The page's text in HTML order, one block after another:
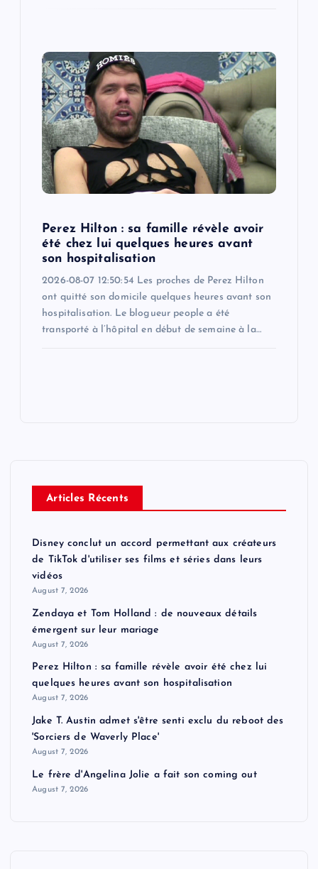
Perez Hilton : sa famille révèle avoir
été chez lui quelques heures avant
son hospitalisation
2026-08-07 12:50:54 Les proches de Perez Hilton
ont quitté son domicile quelques heures avant son
hospitalisation. Le blogueur people a été
transporté à l’hôpital en début de semaine à la…
Articles Récents
Disney conclut un accord permettant aux créateurs
de TikTok d'utiliser ses films et séries dans leurs
vidéos
August 7, 2026
Zendaya et Tom Holland : de nouveaux détails
émergent sur leur mariage
August 7, 2026
Perez Hilton : sa famille révèle avoir été chez lui
quelques heures avant son hospitalisation
August 7, 2026
Jake T. Austin admet s'être senti exclu du reboot des
'Sorciers de Waverly Place'
August 7, 2026
Le frère d'Angelina Jolie a fait son coming out
August 7, 2026